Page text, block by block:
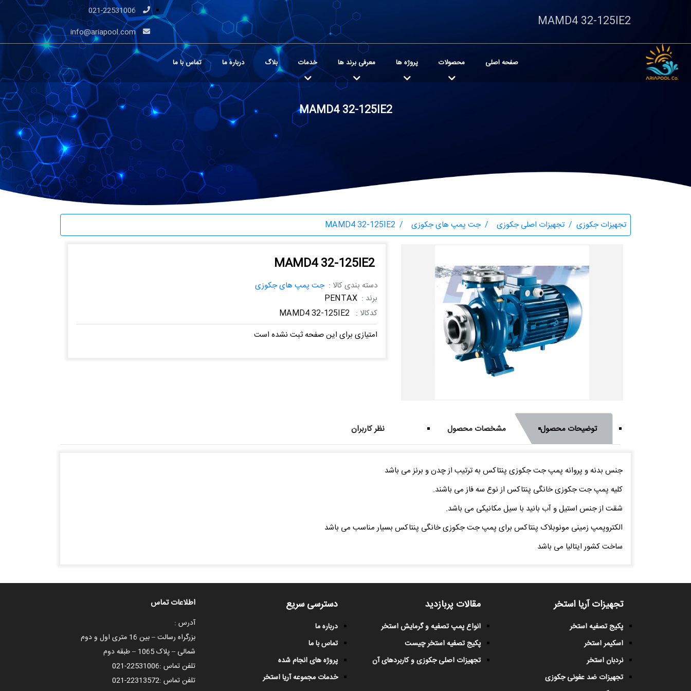
MAMD4 32-125IE2
info@ariapool.com
صفحه اصلی محصولات پروژه ها معرفی برند ها خدمات بلاگ درباره ما تماس با ما
MAMD4 32-125IE2
تجهیزات جکوزی تجهیزات اصلی جکوزی جت پمپ های جکوزی MAMD4 32-125IE2
MAMD4 32-125IE2
دسته بندی کالا : جت پمپ های جکوزی
برند : PENTAX
کدکالا : MAMD4 32-125IE2
امتیازی برای این صفحه ثبت نشده است
توضیحات محصول مشخصات محصول نظر کاربران
جنس بدنه و پروانه پمپ جت جکوزی پنتاکس به ترتیب از چدن و برنز می باشد
کلیه پمپ جت جکوزی خانگی پنتاکس از نوع سه فاز می باشند.
شقت از جنس استیل و آب بانید با سیل مکانیکی می باشد.
الکتروپمپ زمینی مونوبلاک پنتاکس برای پمپ جت جکوزی خانگی پنتاکس بسیار مناسب می باشد
ساخت کشور ایتالیا می باشد
تجهیزات آریا استخر
پکیج تصفیه استخر
اسکیمر استخر
نردبان استخر
تجهیزات ضد عفونی جکوزی
مقالات پربازدید
انواع پمپ تصفیه و گرمایش استخر
پکیج تصفیه استخر چیست
تجهیزات اصلی جکوزی و کاربردهای آن
دسترسی سریع
درباره ما
تماس با ما
پروژه های انجام شده
خدمات مجموعه آریا استخر
اطلاعات تماس
آدرس :
بزرگراه رسالت – بین 16 متری اول و دوم
شمالی – پلاک 1065 – طبقه دوم
تلفن تماس :021-22531006
تلفن تماس :021-22313572